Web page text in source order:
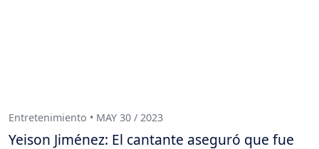
Entretenimiento • MAY 30 / 2023
Yeison Jiménez: El cantante aseguró que fue